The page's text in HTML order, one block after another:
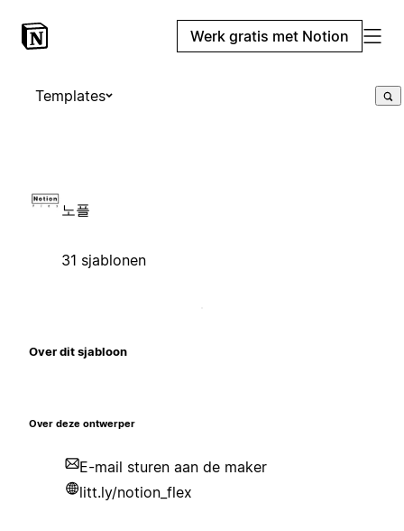
Werk gratis met Notion
Templates
노플
31 sjablonen
Over dit sjabloon
Over deze ontwerper
E-mail sturen aan de maker
litt.ly/notion_flex